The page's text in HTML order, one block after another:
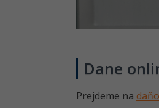
Dane
Prejdeme na